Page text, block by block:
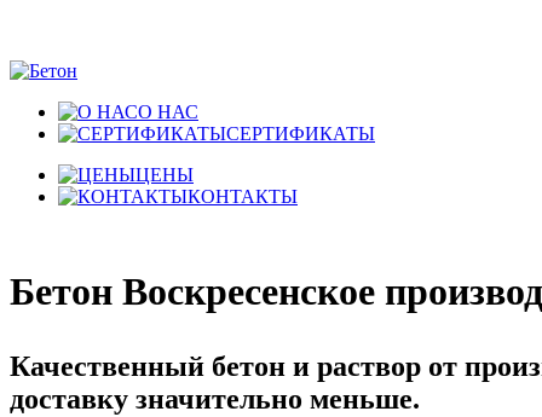
О НАС
СЕРТИФИКАТЫ
ЦЕНЫ
КОНТАКТЫ
Бетон Воскресенское
Качественный бетон и раствор от
доставку значительно меньше.